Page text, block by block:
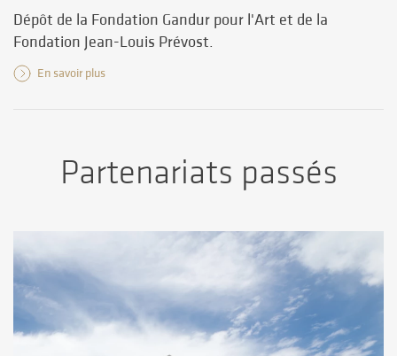
Dépôt de la Fondation Gandur pour l'Art et de la
Fondation Jean-Louis Prévost.
En savoir plus
Partenariats passés